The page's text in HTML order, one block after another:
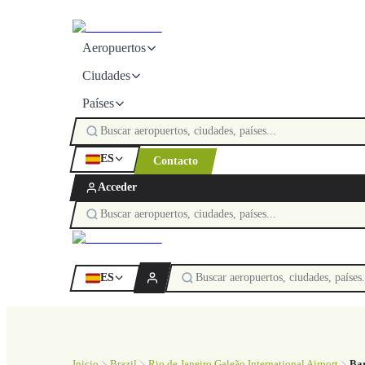
Aeropuertos
Ciudades
Países
ES Contacto
Acceder
ES